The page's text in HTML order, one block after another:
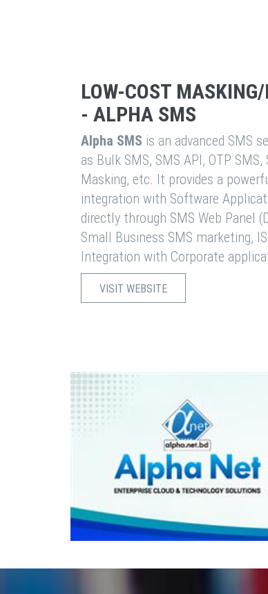
LOW-COST
- ALPHA SMS
Alpha SMS is an advanced SMS
as Bulk SMS, SMS API, OTP SMS,
Masking, etc. It provides a
integration with Software
directly through SMS Web Panel
Small Business SMS marketing,
Integration with Corporate
VISIT WEBSITE